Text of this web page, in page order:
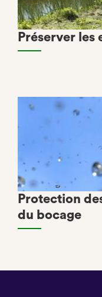
Préserver les
Protection
du bocage